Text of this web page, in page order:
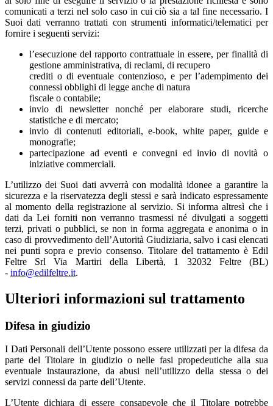
comunicati a terzi nel solo caso in cui ciò sia a tal fine necessario. I
Suoi dati verranno trattati con strumenti informatici/telematici per
fornire i seguenti servizi:
l’esecuzione del rapporto contrattuale in essere, per finalità di
gestione amministrativa, di reclami, di recupero
crediti o di eventuale contenzioso, e per l’adempimento dei
connessi obblighi di legge anche di natura
fiscale o contabile;
invio di newsletter nonché per elaborare studi, ricerche
statistiche e di mercato;
invio di contenuti editoriali, e-book, white paper, guide e
monografie;
partecipazione ad eventi e convegni ed invio di novità o
iniziative commerciali.
L’utilizzo dei Suoi dati avverrà con modalità idonee a garantire la
sicurezza e la riservatezza degli stessi e sarà indicato espressamente
al momento della registrazione al servizio. Si informa altresì che i
dati da Lei forniti non verranno trasmessi né divulgati a soggetti
terzi, privati o pubblici, se non in forma aggregata e anonima o in
caso di provvedimento dell’Autorità Giudiziaria, salvo i casi elencati
nei punti sopra e previo consenso. Titolare del trattamento è Edil
Feltre Srl Via Martiri della Libertà, 1 32032 Feltre (BL)
- info@edilfeltre.it.
Ulteriori informazioni sul trattamento
Difesa in giudizio
I Dati Personali dell’Utente possono essere utilizzati per la difesa da
parte del Titolare in giudizio o nelle fasi propedeutiche alla sua
eventuale instaurazione, da abusi nell’utilizzo della stessa o dei
servizi connessi da parte dell’Utente.
L’Utente dichiara di essere consapevole che il Titolare potrebbe